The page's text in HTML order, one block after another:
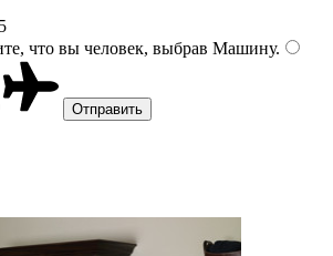
5
что вы человек, выбрав Машину.